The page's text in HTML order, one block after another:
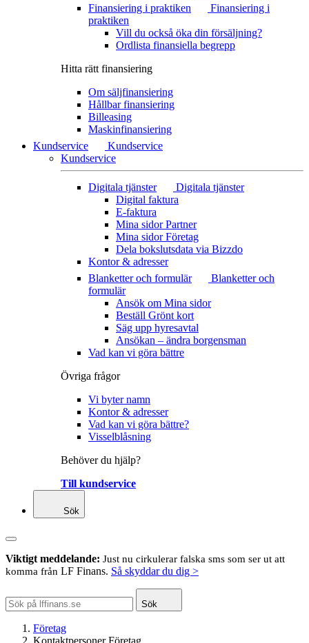
Finansiering i praktiken
Finansiering i
praktiken
Vill du också öka din försäljning?
Ordlista finansiella begrepp
Hitta rätt finansiering
Om säljfinansiering
Hållbar finansiering
Billeasing
Maskinfinansiering
Kundservice
Kundservice
Kundservice
Digitala tjänster
Digitala tjänster
Digital faktura
E-faktura
Mina sidor Partner
Mina sidor Företag
Dela bokslutsdata via Bizzdo
Kontor & adresser
Blanketter och formulär
Blanketter och
formulär
Ansök om Mina sidor
Beställ Grönt kort
Säg upp hyresavtal
Ansökan – ändra borgensman
Vad kan vi göra bättre
Övriga frågor
Vi byter namn
Kontor & adresser
Vad kan vi göra bättre?
Visselblåsning
Behöver du hjälp?
Till kundservice
Sök
Viktigt meddelande: Just nu cirkulerar falska sms som ser ut att
komma från LF Finans. Så skyddar du dig >
Sök
Företag
Kontaktpersoner Företag